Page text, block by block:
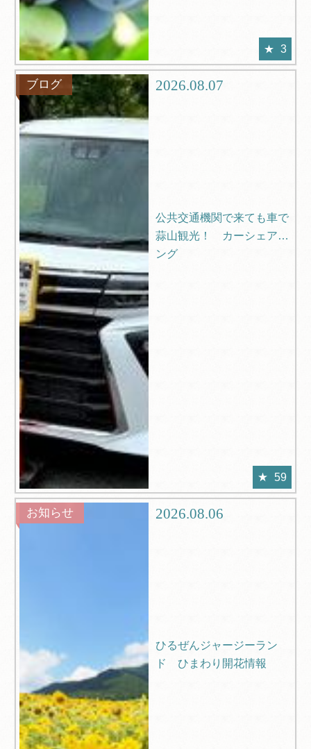
3
ブログ 2026.08.07
公共交通機関で来ても車で
蒜山観光！ カーシェアリ
ング
59
お知らせ 2026.08.06
ひるぜんジャージーラン
ド ひまわり開花情報